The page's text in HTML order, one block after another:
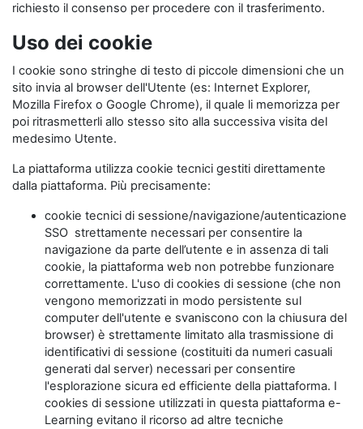
richiesto il consenso per procedere con il trasferimento.
Uso dei cookie
I cookie sono stringhe di testo di piccole dimensioni che un
sito invia al browser dell'Utente (es: Internet Explorer,
Mozilla Firefox o Google Chrome), il quale li memorizza per
poi ritrasmetterli allo stesso sito alla successiva visita del
medesimo Utente.
La piattaforma utilizza cookie tecnici gestiti direttamente
dalla piattaforma. Più precisamente:
cookie tecnici di sessione/navigazione/autenticazione
SSO strettamente necessari per consentire la
navigazione da parte dell’utente e in assenza di tali
cookie, la piattaforma web non potrebbe funzionare
correttamente. L'uso di cookies di sessione (che non
vengono memorizzati in modo persistente sul
computer dell'utente e svaniscono con la chiusura del
browser) è strettamente limitato alla trasmissione di
identificativi di sessione (costituiti da numeri casuali
generati dal server) necessari per consentire
l'esplorazione sicura ed efficiente della piattaforma. I
cookies di sessione utilizzati in questa piattaforma e-
Learning evitano il ricorso ad altre tecniche